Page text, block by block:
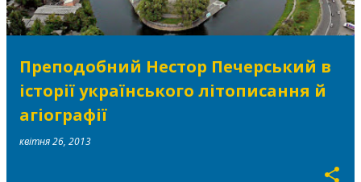
Преподобний Нестор Печерський в
історії українського літописання й
агіографії
квітня 26, 2013